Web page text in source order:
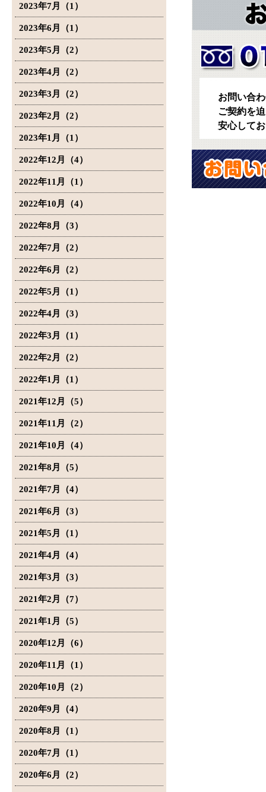
2023年7月（1）
2023年6月（1）
2023年5月（2）
2023年4月（2）
2023年3月（2）
2023年2月（2）
2023年1月（1）
2022年12月（4）
2022年11月（1）
2022年10月（4）
2022年8月（3）
2022年7月（2）
2022年6月（2）
2022年5月（1）
2022年4月（3）
2022年3月（1）
2022年2月（2）
2022年1月（1）
2021年12月（5）
2021年11月（2）
2021年10月（4）
2021年8月（5）
2021年7月（4）
2021年6月（3）
2021年5月（1）
2021年4月（4）
2021年3月（3）
2021年2月（7）
2021年1月（5）
2020年12月（6）
2020年11月（1）
2020年10月（2）
2020年9月（4）
2020年8月（1）
2020年7月（1）
2020年6月（2）
お問い合
ご契約を
安心して